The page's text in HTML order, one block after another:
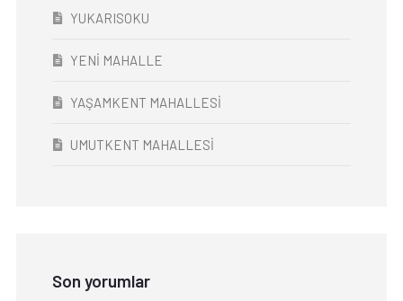
YUKARISOKU
YENİ MAHALLE
YAŞAMKENT MAHALLESİ
UMUTKENT MAHALLESİ
Son yorumlar